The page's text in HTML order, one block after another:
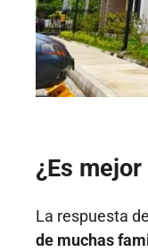
¿Es
La respuesta
de muchas